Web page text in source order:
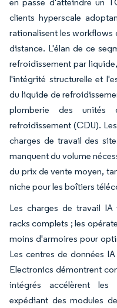
clients hyperscale
rationalisent les
distance. L'élan de ce
refroidissement par
l'intégrité structurelle et
du liquide de
plomberie des
refroidissement (CDU).
charges de travail des
manquent du volume
du prix de vente moyen,
niche pour les boîtiers
Les charges de travail
racks complets ; les
moins d'armoires pour
Les centres de données
Electronics démontrent
intégrés accélèrent les
expédiant des modules